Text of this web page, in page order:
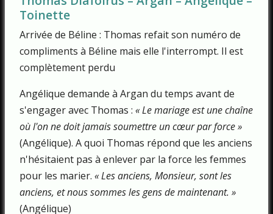
Toinette
Arrivée de Béline : Thomas refait son numéro de
compliments à Béline mais elle l'interrompt. Il est
complètement perdu
Angélique demande à Argan du temps avant de
s'engager avec Thomas : « Le mariage est une chaîne
où l'on ne doit jamais soumettre un cœur par force »
(Angélique). A quoi Thomas répond que les anciens
n'hésitaient pas à enlever par la force les femmes
pour les marier. « Les anciens, Monsieur, sont les
anciens, et nous sommes les gens de maintenant. »
(Angélique)